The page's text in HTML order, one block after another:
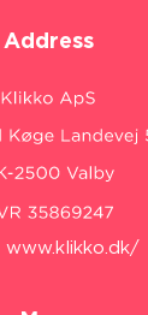
Address
www.klikko.dk/